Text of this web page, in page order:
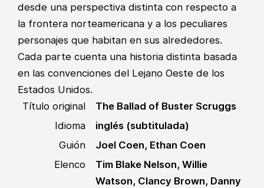
desde una perspectiva distinta con respecto a
la frontera norteamericana y a los peculiares
personajes que habitan en sus alrededores.
Cada parte cuenta una historia distinta basada
en las convenciones del Lejano Oeste de los
Estados Unidos.
Título original
The Ballad of Buster Scruggs
Idioma
inglés (subtitulada)
Guión
Joel Coen, Ethan Coen
Elenco
Tim Blake Nelson, Willie
Watson, Clancy Brown, Danny